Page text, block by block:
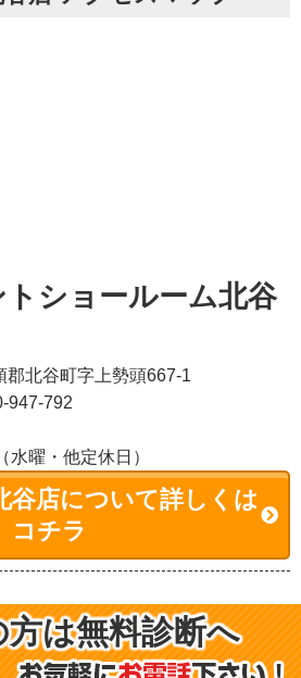
ショールーム北谷
郡北谷町字上勢頭667-1
947-792
曜・他定休日）
谷店について詳しくは
コチラ
は無料診断へ